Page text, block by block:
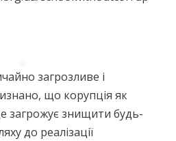
загрозливе і
що корупція як
загрожує знищити будь-
до реалізації